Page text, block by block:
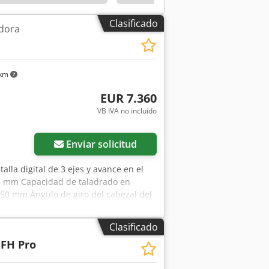
Clasificado
EUR 7.360
VB IVA no incluído
Enviar solicitud
digital de 3 ejes y avance en el
mm Capacidad de taladrado en
mm Ángulo de giro del cabezal del
40 Recorrido del eje: 125 mm
mm Ángulo de inclinación de la
la mesa: 120 - 375 mm Recorrido
(z): 255 mm Potencia de
S6 40%: 1,1 / 2,2 kW Dimensiones
Clasificado
Pro